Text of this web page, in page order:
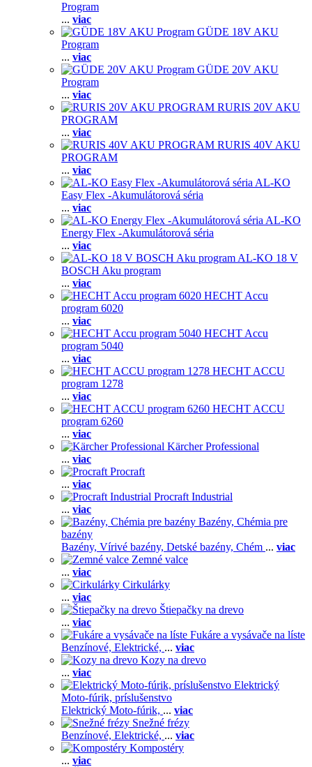
Program
... viac
GÜDE 18V AKU
Program
... viac
GÜDE 20V AKU
Program
... viac
RURIS 20V AKU
PROGRAM
... viac
RURIS 40V AKU
PROGRAM
... viac
AL-KO
Easy Flex -Akumulátorová séria
... viac
AL-KO
Energy Flex -Akumulátorová séria
... viac
AL-KO 18 V
BOSCH Aku program
... viac
HECHT Accu
program 6020
... viac
HECHT Accu
program 5040
... viac
HECHT ACCU
program 1278
... viac
HECHT ACCU
program 6260
... viac
Kärcher Professional
... viac
Procraft
... viac
Procraft Industrial
... viac
Bazény, Chémia pre
bazény
Bazény, Vírivé bazény, Detské bazény, Chém ... viac
Zemné valce
... viac
Cirkulárky
... viac
Štiepačky na drevo
... viac
Fukáre a vysávače na líste
Benzínové, Elektrické, ... viac
Kozy na drevo
... viac
Elektrický
Moto-fúrik, príslušenstvo
Elektrický Moto-fúrik, ... viac
Snežné frézy
Benzínové, Elektrické, ... viac
Kompostéry
... viac